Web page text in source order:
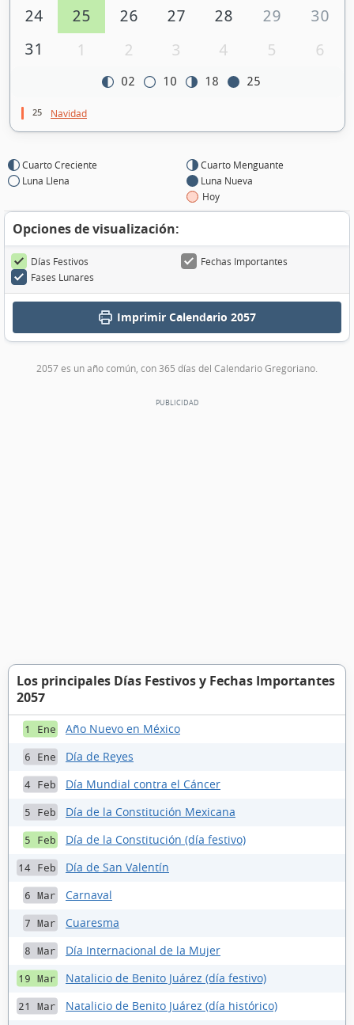
24 25 26 27 28 29
30
31
1 2 3 4 5 6
02 10 18 25
25 Navidad
Cuarto Creciente
Luna Llena
Cuarto Menguante
Luna Nueva
Hoy
Opciones de visualización:
Días Festivos
Fechas Importantes
Fases Lunares
ImprimirCalendario 2057
2057 es un año común, con 365 días del Calendario Gregoriano.
Los principales Días Festivos y Fechas Importantes
2057
1 Ene Año Nuevo en México
6 Ene Día de Reyes
4 Feb Día Mundial contra el Cáncer
5 Feb Día de la Constitución Mexicana
5 Feb Día de la Constitución (día festivo)
14 Feb Día de San Valentín
6 Mar Carnaval
7 Mar Cuaresma
8 Mar Día Internacional de la Mujer
19 Mar Natalicio de Benito Juárez (día festivo)
21 Mar Natalicio de Benito Juárez (día histórico)